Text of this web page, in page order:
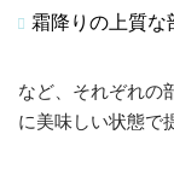
霜降りの上質な
など、それぞれの
に美味しい状態で